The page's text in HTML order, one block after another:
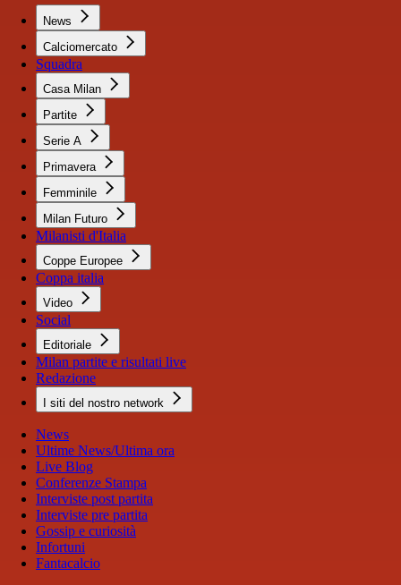
News
Calciomercato
Squadra
Casa Milan
Partite
Serie A
Primavera
Femminile
Milan Futuro
Milanisti d'Italia
Coppe Europee
Coppa italia
Video
Social
Editoriale
Milan partite e risultati live
Redazione
I siti del nostro network
News
Ultime News/Ultima ora
Live Blog
Conferenze Stampa
Interviste post partita
Interviste pre partita
Gossip e curiosità
Infortuni
Fantacalcio